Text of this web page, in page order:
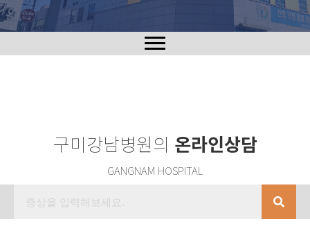
구미강남병원의 온라인상담
GANGNAM HOSPITAL